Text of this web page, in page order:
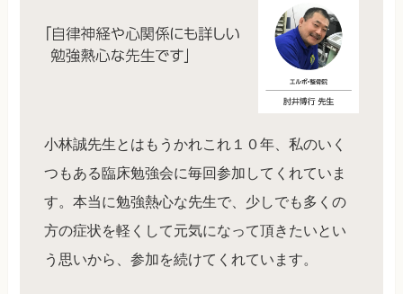
小林誠先生とはもうかれこれ１０年、私のいく
つもある臨床勉強会に毎回参加してくれていま
す。本当に勉強熱心な先生で、少しでも多くの
方の症状を軽くして元気になって頂きたいとい
う思いから、参加を続けてくれています。